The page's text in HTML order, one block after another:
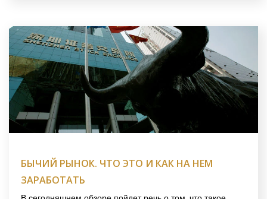
БЫЧИЙ РЫНОК. ЧТО ЭТО И КАК НА НЕМ
ЗАРАБОТАТЬ